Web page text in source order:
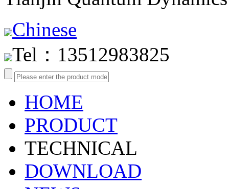
Chinese
Tel：13512983825
HOME
PRODUCT
TECHNICAL
DOWNLOAD